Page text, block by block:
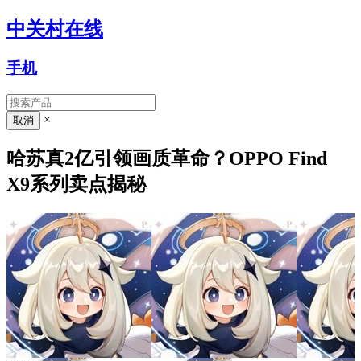
中关村在线
手机
×
哈苏真2亿引领画质革命？OPPO Find
X9系列卖点揭秘